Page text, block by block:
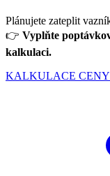
Plánujete zateplit
👉 Vyplňte
kalkulaci.
KALKULACE